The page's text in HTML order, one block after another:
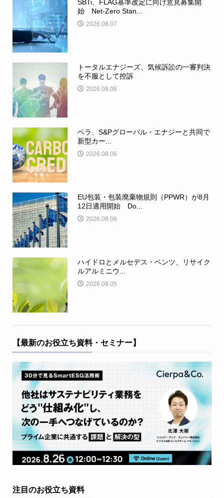
SBTi、FLAG基準改定に向け意見募集開
始 Net-Zero Stan...
2026.08.07
トータルエナジーズ、気候訴訟の一審判決
を不服として控訴
2026.08.06
ベラ、S&Pグローバル・エナジーと共同で
新型カー...
2026.08.06
EU包装・包装廃棄物規則（PPWR）が8月
12日適用開始 Do...
2026.08.06
ハイドロとメルセデス・ベンツ、リサイク
ルアルミニウ...
2026.08.05
【最新のお役立ち資料・セミナー】
注目のお役立ち資料